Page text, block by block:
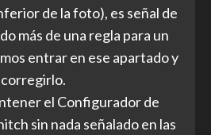
de la foto), es señal de
más de una regla para un
entrar en ese apartado y
corregirlo.
el Configurador de
sin nada señalado en las